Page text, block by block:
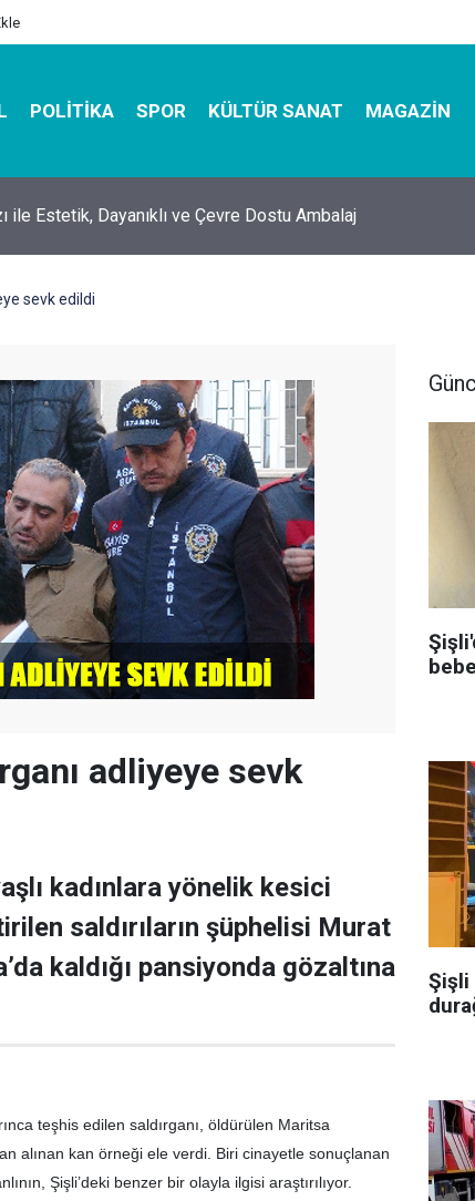
POLITIKA SPOR KÜLTÜR SANAT MAGAZIN
ile Estetik, Dayanıklı ve Çevre Dostu Ambalaj
sevk edildi
adliyeye sevk
kadınlara yönelik kesici
saldırıların şüphelisi Murat
kaldığı pansiyonda gözaltına
teşhis edilen saldırganı, öldürülen Maritsa
alınan kan örneği ele verdi. Biri cinayetle sonuçlanan
Şişli’deki benzer bir olayla ilgisi araştırılıyor.
Şişli